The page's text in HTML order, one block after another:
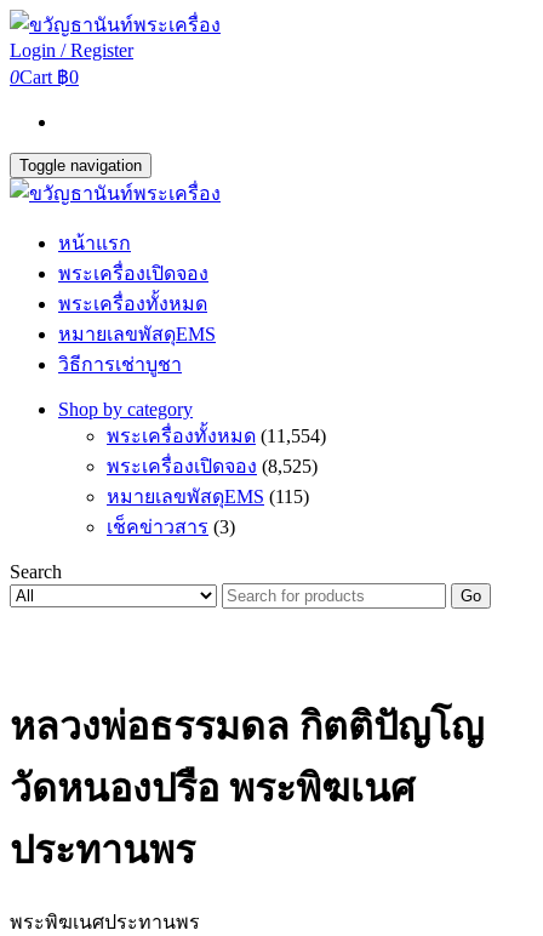
Login / Register
0Cart ฿0
Toggle navigation
หน้าแรก
พระเครื่องเปิดจอง
พระเครื่องทั้งหมด
หมายเลขพัสดุEMS
วิธีการเช่าบูชา
Shop by category
พระเครื่องทั้งหมด (11,554)
พระเครื่องเปิดจอง (8,525)
หมายเลขพัสดุEMS (115)
เช็คข่าวสาร (3)
Search
Go
หลวงพ่อธรรมดล กิตติปัญโญ
วัดหนองปรือ พระพิฆเนศ
ประทานพร
พระพิฆเนศประทานพร